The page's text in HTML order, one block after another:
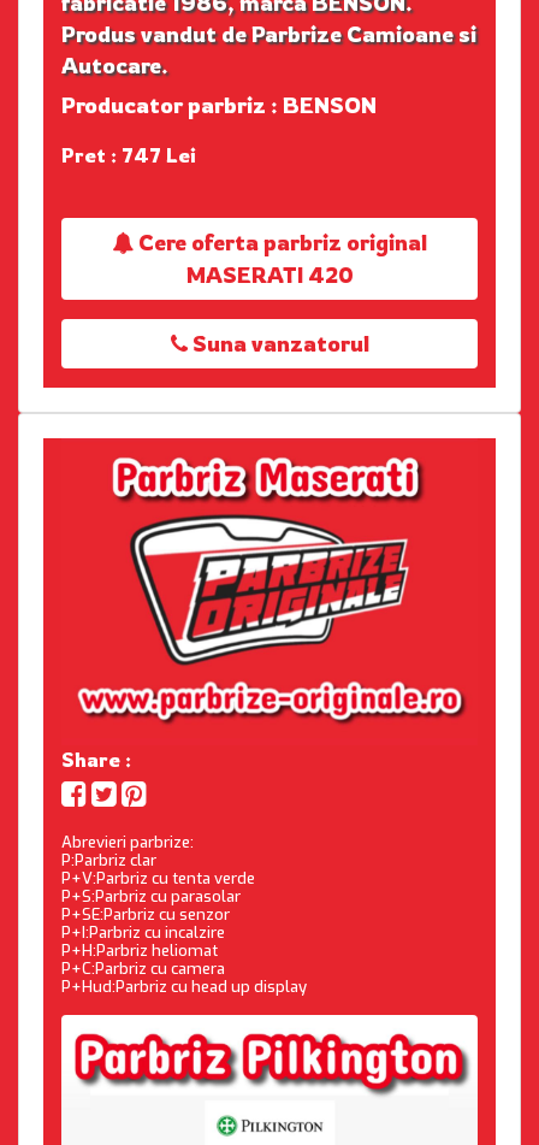
Produs vandut de Parbrize Camioane si
Autocare.
Producator parbriz : BENSON
Pret : 747 Lei
Cere oferta parbriz original
MASERATI 420
Suna vanzatorul
Share :
Abrevieri parbrize:
P:Parbriz clar
P+V:Parbriz cu tenta verde
P+S:Parbriz cu parasolar
P+SE:Parbriz cu senzor
P+I:Parbriz cu incalzire
P+H:Parbriz heliomat
P+C:Parbriz cu camera
P+Hud:Parbriz cu head up display